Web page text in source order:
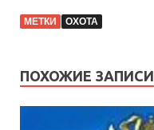
МЕТКИ ОХОТА
ПОХОЖИЕ ЗАПИСИ